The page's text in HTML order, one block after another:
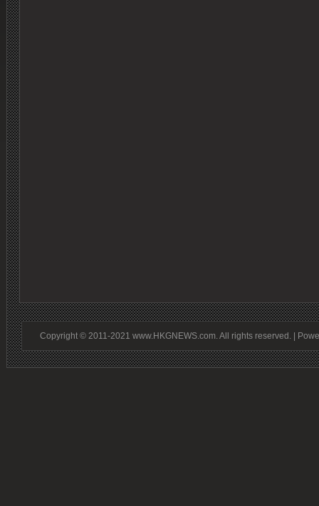
Copyright © 2011-2021 www.HKGNEWS.com. All rights reserved. |